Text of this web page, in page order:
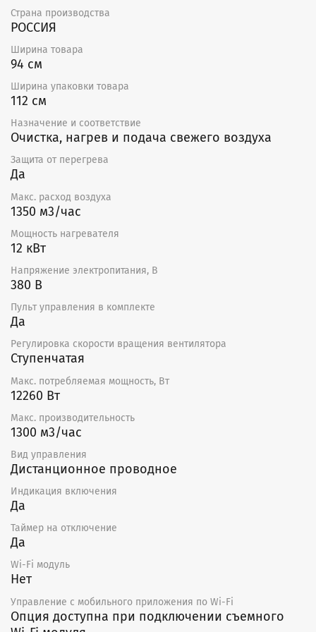
Отдельные элементы автоматики: регулятор
задатчик, регулятор скорости вентилятора, пульт
дистанционного управления.
Кроме того, в установку можно установить
дифференциальный датчик давления для индикации
загрязненности фильтра.
Отличительные особенности
стали/ перфорированной оцинкованной стали.
Звуко-, теплоизоляция 25 мм.
Высокоэффективный вентилятор.
Электронагреватель с ТЭНами из нержавеющей
стали.
Электронагреватель имеет одну ступень нагрева
и оснащен термостатами защиты от перегрева
50°С и ручным возвратом при 100°С.
Монтаж
Приточная установка ECO поставляется готовой
к подключению. Установка может монтироваться как
с направлением потока воздуха.
обслуживания установки.
Не допускается:
содержащего «тяжелую» пыль, муку и т.д.
с содержанием паров пожароопасных веществ.
Единственное требование — очистка. Рекомендуется
Страна производства
РОССИЯ
Ширина товара
94 см
Ширина упаковки товара
112 см
Назначение и соответствие
Очистка, нагрев и подача свежего воздуха
Защита от перегрева
Да
Макс. расход воздуха
1350 м3/час
Мощность нагревателя
12 кВт
Напряжение электропитания, В
380 В
Пульт управления в комплекте
Да
Регулировка скорости вращения вентилятора
Ступенчатая
Макс. потребляемая мощность, Вт
12260 Вт
Макс. производительность
1300 м3/час
Вид управления
Дистанционное проводное
Индикация включения
Да
Таймер на отключение
Да
Wi-Fi модуль
Нет
Управление c мобильного приложения по Wi-Fi
Опция доступна при подключении съемного